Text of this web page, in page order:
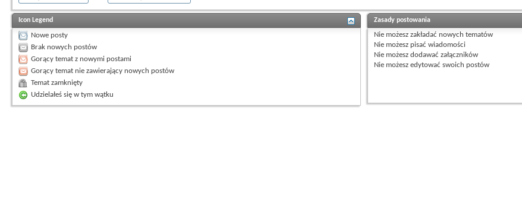
Icon Legend
Nowe posty
Brak nowych postów
Gorący temat z nowymi postami
Gorący temat nie zawierający nowych postów
Temat zamknięty
Udzielałeś się w tym wątku
Zasady postowania
Nie możeszzakładać nowych tematów
Nie możeszpisać wiadomości
Nie możeszdodawać załączników
Nie możeszedytować swoich postów